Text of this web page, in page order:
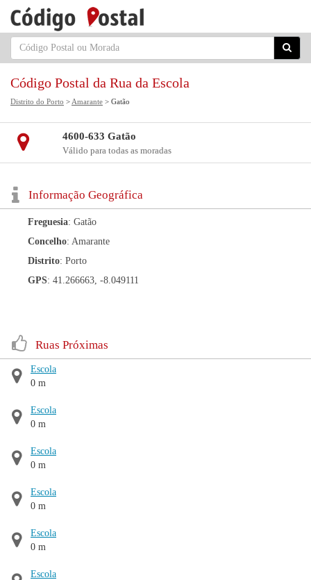
Código Postal da Rua da Escola
Distrito do Porto > Amarante > Gatão
4600-633 Gatão
Válido para todas as moradas
Informação Geográfica
Freguesia: Gatão
Concelho: Amarante
Distrito: Porto
GPS: 41.266663, -8.049111
Ruas Próximas
Escola
0 m
Escola
0 m
Escola
0 m
Escola
0 m
Escola
0 m
Escola